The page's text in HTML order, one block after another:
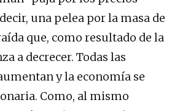
una pelea por la masa de
que, como resultado de la
a decrecer. Todas las
y la economía se
Como, al mismo